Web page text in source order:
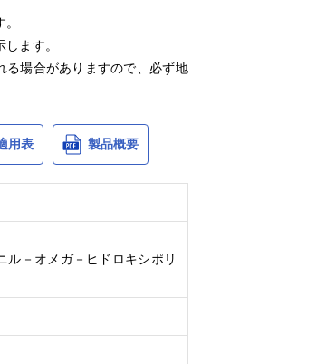
ます。
る場合がありますので、必ず地
用表 製品概要
ル－オメガ－ヒドロキシポリ